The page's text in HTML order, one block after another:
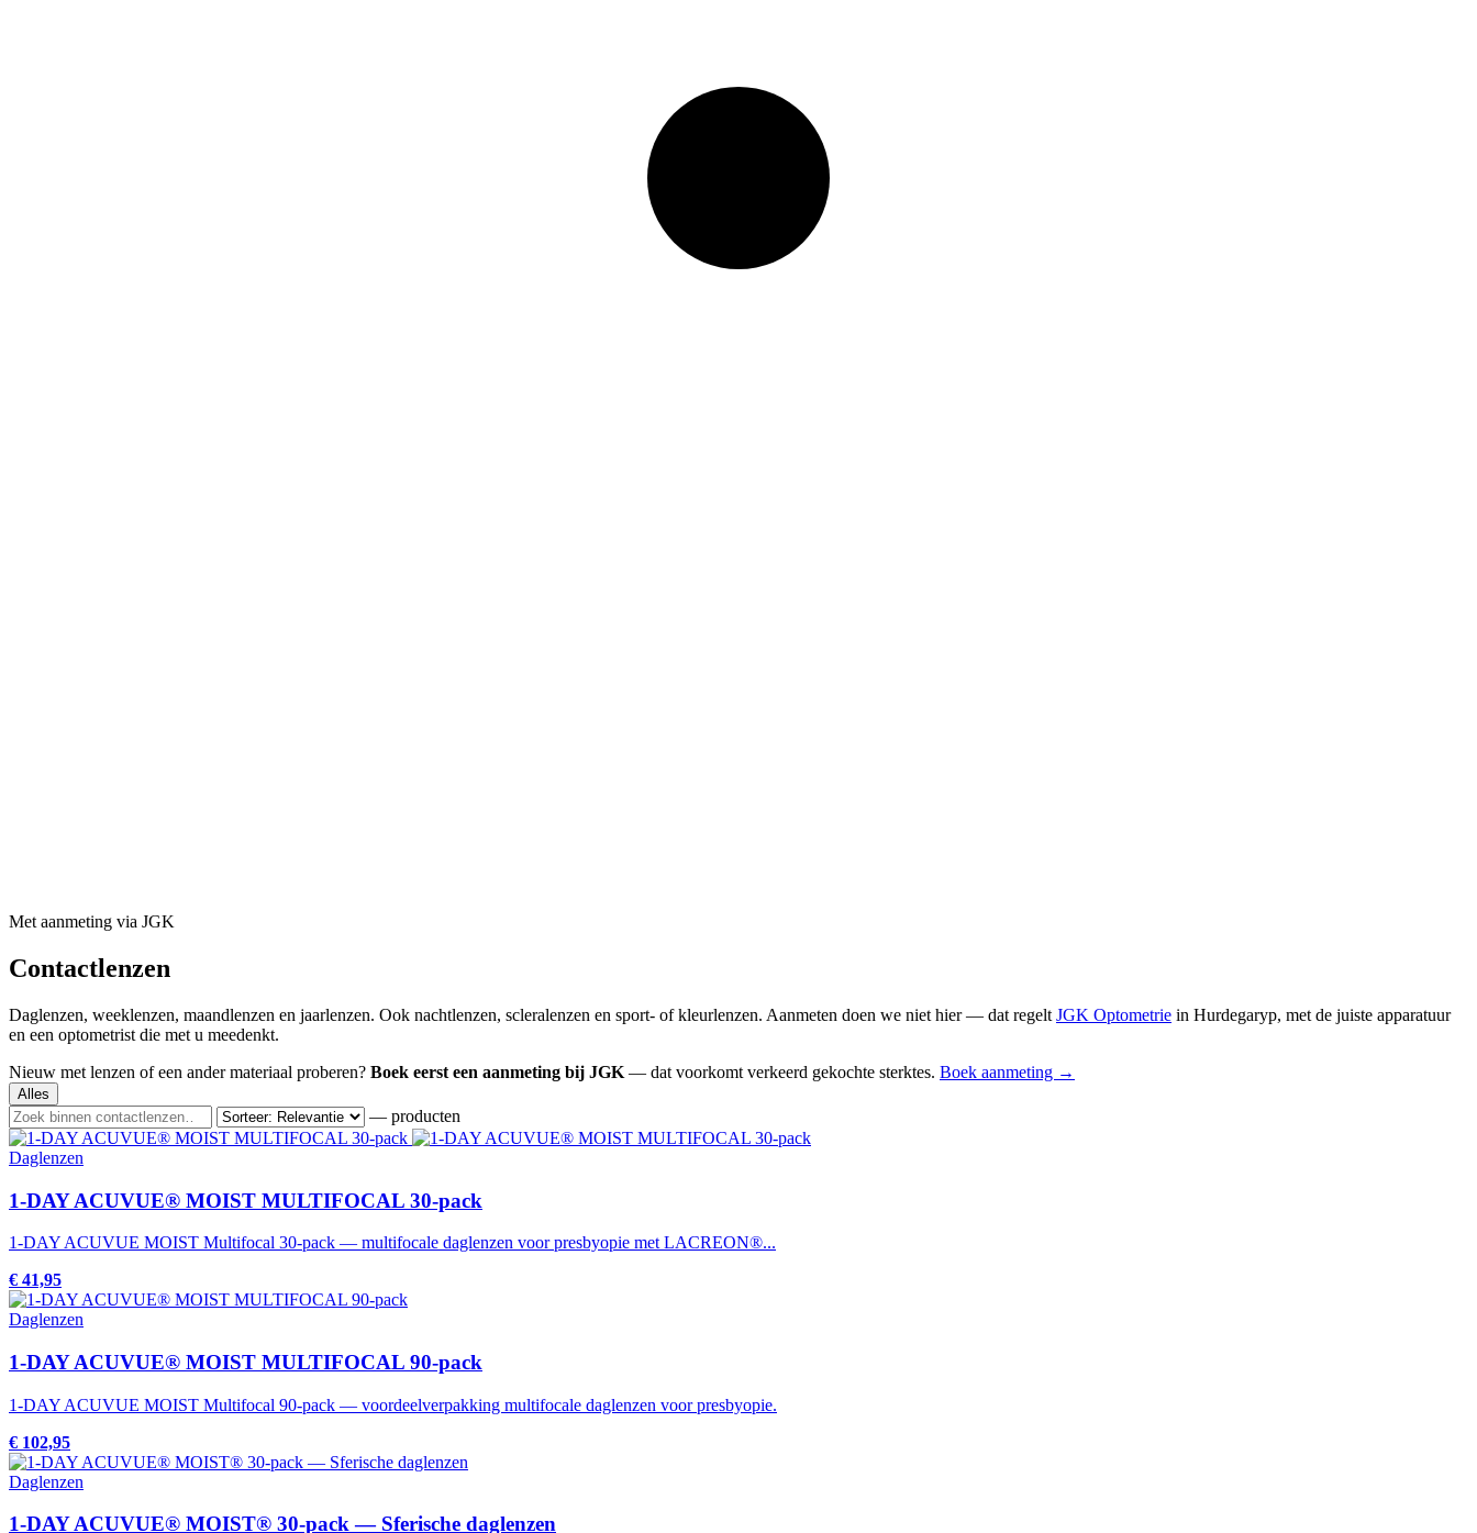
Met aanmeting via JGK
Contactlenzen
Daglenzen, weeklenzen, maandlenzen en jaarlenzen. Ook nachtlenzen, scleralenzen en sport- of kleurlenzen. Aanmeten doen we niet hier — dat regelt JGK Optometrie in Hurdegaryp, met de juiste apparatuur
en een optometrist die met u meedenkt.
Nieuw met lenzen of een ander materiaal proberen? Boek eerst een aanmeting bij JGK — dat voorkomt verkeerd gekochte sterktes. Boek aanmeting →
Alles
— producten
Daglenzen
1-DAY ACUVUE® MOIST MULTIFOCAL 30-pack
1-DAY ACUVUE MOIST Multifocal 30-pack — multifocale daglenzen voor presbyopie met LACREON®...
€ 41,95
Daglenzen
1-DAY ACUVUE® MOIST MULTIFOCAL 90-pack
1-DAY ACUVUE MOIST Multifocal 90-pack — voordeelverpakking multifocale daglenzen voor presbyopie.
€ 102,95
Daglenzen
1-DAY ACUVUE® MOIST® 30-pack — Sferische daglenzen